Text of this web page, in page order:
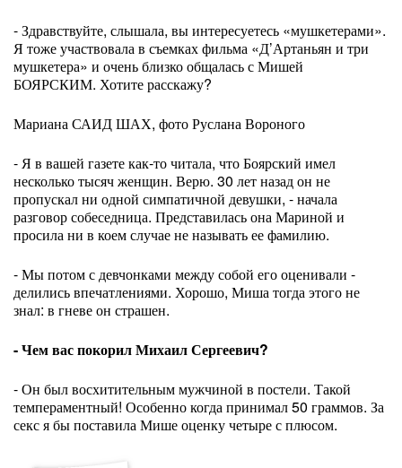
- Здравствуйте, слышала, вы интересуетесь «мушкетерами».
Я тоже участвовала в съемках фильма «Д’Артаньян и три
мушкетера» и очень близко общалась с Мишей
БОЯРСКИМ. Хотите расскажу?
Мариана САИД ШАХ, фото Руслана Вороного
- Я в вашей газете как-то читала, что Боярский имел
несколько тысяч женщин. Верю. 30 лет назад он не
пропускал ни одной симпатичной девушки, - начала
разговор собеседница. Представилась она Мариной и
просила ни в коем случае не называть ее фамилию.
- Мы потом с девчонками между собой его оценивали -
делились впечатлениями. Хорошо, Миша тогда этого не
знал: в гневе он страшен.
- Чем вас покорил Михаил Сергеевич?
- Он был восхитительным мужчиной в постели. Такой
темпераментный! Особенно когда принимал 50 граммов. За
секс я бы поставила Мише оценку четыре с плюсом.